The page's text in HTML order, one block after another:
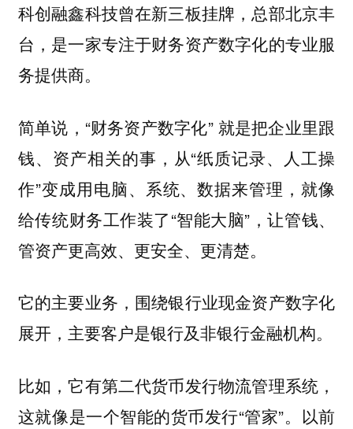
科创融鑫科技曾在新三板挂牌，总部北京丰
台，是一家专注于财务资产数字化的专业服
务提供商。
简单说，“财务资产数字化” 就是把企业里跟
钱、资产相关的事，从“纸质记录、人工操
作”变成用电脑、系统、数据来管理，就像
给传统财务工作装了“智能大脑”，让管钱、
管资产更高效、更安全、更清楚。
它的主要业务，围绕银行业现金资产数字化
展开，主要客户是银行及非银行金融机构。
比如，它有第二代货币发行物流管理系统，
这就像是一个智能的货币发行“管家”。以前